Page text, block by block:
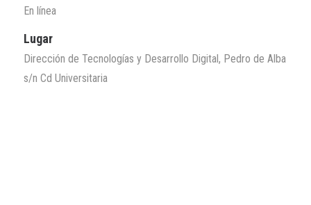
En línea
Lugar
Dirección de Tecnologías y Desarrollo Digital, Pedro de Alba
s/n Cd Universitaria